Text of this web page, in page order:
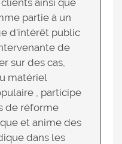
ainsi que
partie à un
d’intérêt public
de
sur des cas,
matériel
, participe
de réforme
et anime des
dans les